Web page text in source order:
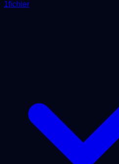
1fichier